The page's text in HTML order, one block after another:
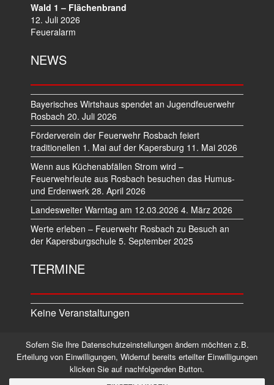
Wald 1 – Flächenbrand
12. Juli 2026
Feueralarm
NEWS
Bayerisches Wirtshaus spendet an Jugendfeuerwehr
Rosbach 20. Juli 2026
Förderverein der Feuerwehr Rosbach feiert
traditionellen 1. Mai auf der Kapersburg 11. Mai 2026
Wenn aus Küchenabfällen Strom wird –
Feuerwehrleute aus Rosbach besuchen das Humus-
und Erdenwerk 28. April 2026
Landesweiter Warntag am 12.03.2026 4. März 2026
Werte erleben – Feuerwehr Rosbach zu Besuch an
der Kapersburgschule 5. September 2025
TERMINE
Keine Veranstaltungen
Datenschutz Impressum
©2026 Alle Rechte vorbehalten.
Sofern Sie Ihre Datenschutzeinstellungen ändern möchten z.B.
Erteilung von Einwilligungen, Widerruf bereits erteilter Einwilligungen
klicken Sie auf nachfolgenden Button.